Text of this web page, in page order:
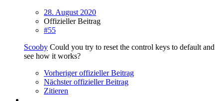
28. August 2020
Offizieller Beitrag
#55
Scooby Could you try to reset the control keys to default and
see how it works?
Vorheriger offizieller Beitrag
Nächster offizieller Beitrag
Zitieren